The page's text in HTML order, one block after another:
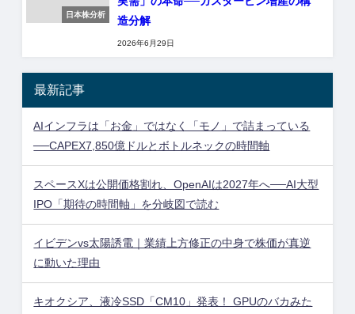
日本株分析
造分解
2026年6月29日
最新記事
AIインフラは「お金」ではなく「モノ」で詰まっている
──CAPEX7,850億ドルとボトルネックの時間軸
スペースXは公開価格割れ、OpenAIは2027年へ──AI大型
IPO「期待の時間軸」を分岐図で読む
イビデンvs太陽誘電｜業績上方修正の中身で株価が真逆
に動いた理由
キオクシア、液冷SSD「CM10」発表！ GPUのバカみた